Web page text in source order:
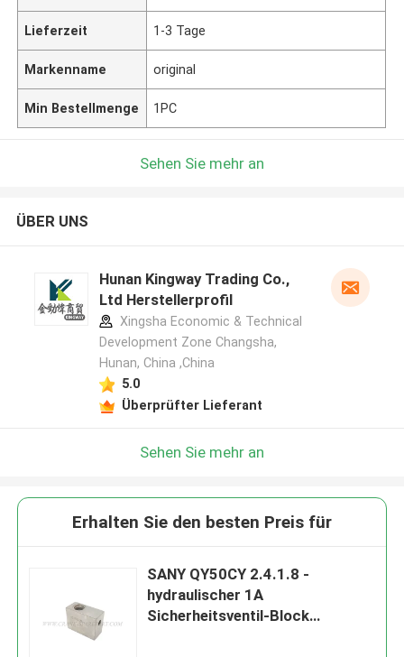
Lieferzeit 1-3 Tage
Markenname original
Min Bestellmenge 1PC
Sehen Sie mehr an
ÜBER UNS
Hunan Kingway Trading Co.,
Ltd Herstellerprofil
Xingsha Economic & Technical
Development Zone Changsha,
Hunan, China ,China
5.0
Überprüfter Lieferant
Sehen Sie mehr an
Erhalten Sie den besten Preis für
SANY QY50CY 2.4.1.8 -
hydraulischer 1A
Sicherheitsventil-Block